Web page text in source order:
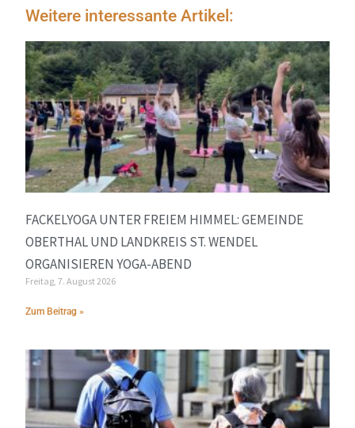
Weitere interessante Artikel:
FACKELYOGA UNTER FREIEM HIMMEL: GEMEINDE
OBERTHAL UND LANDKREIS ST. WENDEL
ORGANISIEREN YOGA-ABEND
Freitag, 7. August 2026
Zum Beitrag »